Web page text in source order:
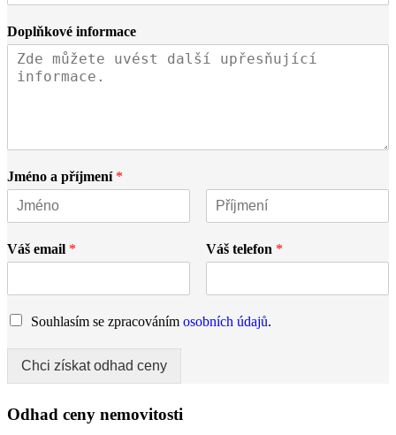
Doplňkové informace
Jméno a příjmení *
Váš email * Váš telefon *
Souhlasím se zpracováním osobních údajů.
Chci získat odhad ceny
Odhad ceny nemovitosti